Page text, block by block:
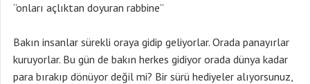
‘’onları açlıktan doyuran rabbine’’
Bakın insanlar sürekli oraya gidip geliyorlar. Orada panayırlar
kuruyorlar. Bu gün de bakın herkes gidiyor orada dünya kadar
para bırakıp dönüyor değil mi? Bir sürü hediyeler alıyorsunuz,